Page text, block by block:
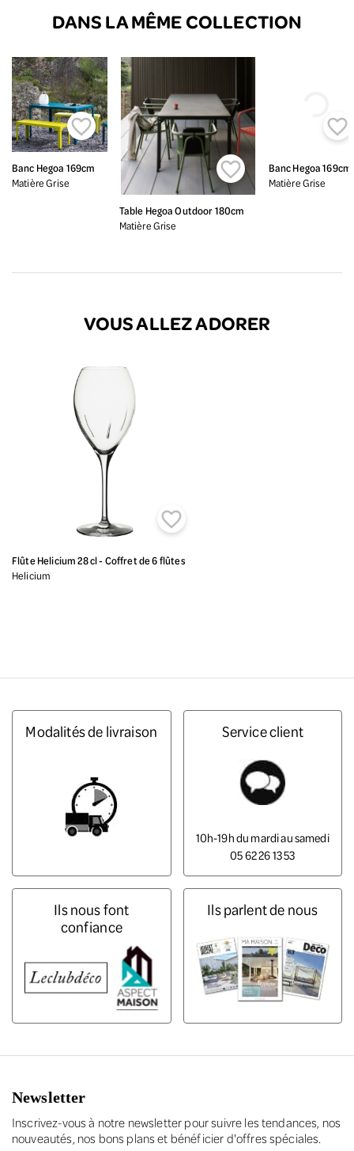
DANS LA MÊME COLLECTION

Banc Hegoa 169cm
Matière Grise

Table Hegoa Outdoor 180cm
Matière Grise

Banc Hegoa 169cm
Matière Grise
VOUS ALLEZ ADORER

Flûte Helicium 28 cl - Coffret de 6 flûtes
Helicium
Modalités de livraison Service client
10h-19h du mardi au samedi
05 62 26 13 53
Ils nous font
confiance
Ils parlent de nous
Newsletter
Inscrivez-vous à notre newsletter pour suivre les tendances, nos
nouveautés, nos bons plans et bénéficier d'offres spéciales.